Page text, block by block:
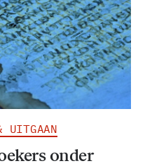
UITGAAN
onder